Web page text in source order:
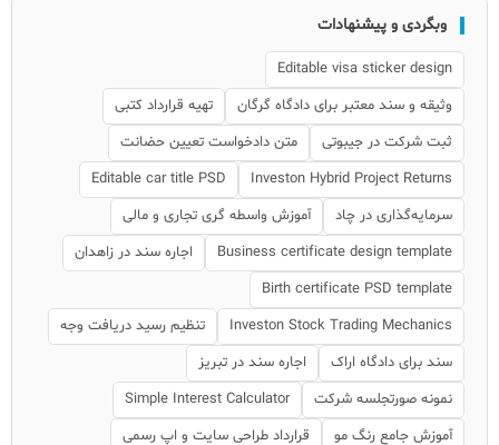
وبگردی و پیشنهادات
Editable visa sticker design
وثیقه و سند معتبر برای دادگاه گرگان
تهیه قرارداد کتبی
ثبت شرکت در جیبوتی
متن دادخواست تعیین حضانت
Investon Hybrid Project Returns
Editable car title PSD
سرمایه‌گذاری در چاد
آموزش واسطه گری تجاری و مالی
Business certificate design template
اجاره سند در زاهدان
Birth certificate PSD template
Investon Stock Trading Mechanics
تنظیم رسید دریافت وجه
سند برای دادگاه اراک
اجاره سند در تبریز
نمونه صورتجلسه شرکت
Simple Interest Calculator
آموزش جامع رنگ مو
قرارداد طراحی سایت و اپ رسمی